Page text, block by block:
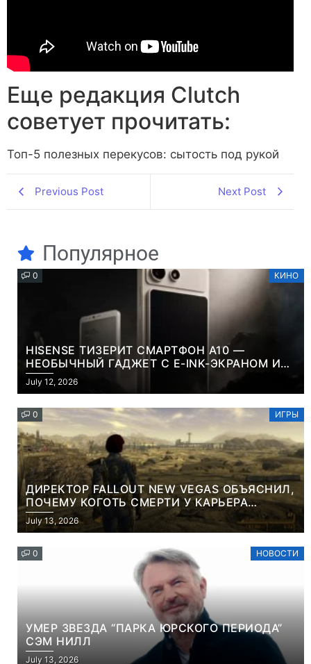
Еще редакция Сlutch
советует прочитать:
Топ-5 полезных перекусов: сытость под рукой
Previous Post Next Post
Популярное
0 КИНО
HISENSE ТИЗЕРИТ СМАРТФОН A10 —
НЕОБЫЧНЫЙ ГАДЖЕТ С E-INK-ЭКРАНОМ И
СЪЕМНОЙ LCD-ПАНЕЛЬЮ ДЛЯ ЦВЕТНОГО
КОНТЕНТА И СОЦСЕТЕЙ
July 12, 2026
0 ИГРЫ
ДИРЕКТОР FALLOUT NEW VEGAS ОБЪЯСНИЛ,
ПОЧЕМУ КОГОТЬ СМЕРТИ У КАРЬЕРА
НАМЕРЕННО СНОСИТ ВАМ ГОЛОВУ
July 13, 2026
0 НОВОСТИ
УМЕР ЗВЕЗДА “ПАРКА ЮРСКОГО ПЕРИОДА”
СЭМ НИЛЛ
July 13, 2026